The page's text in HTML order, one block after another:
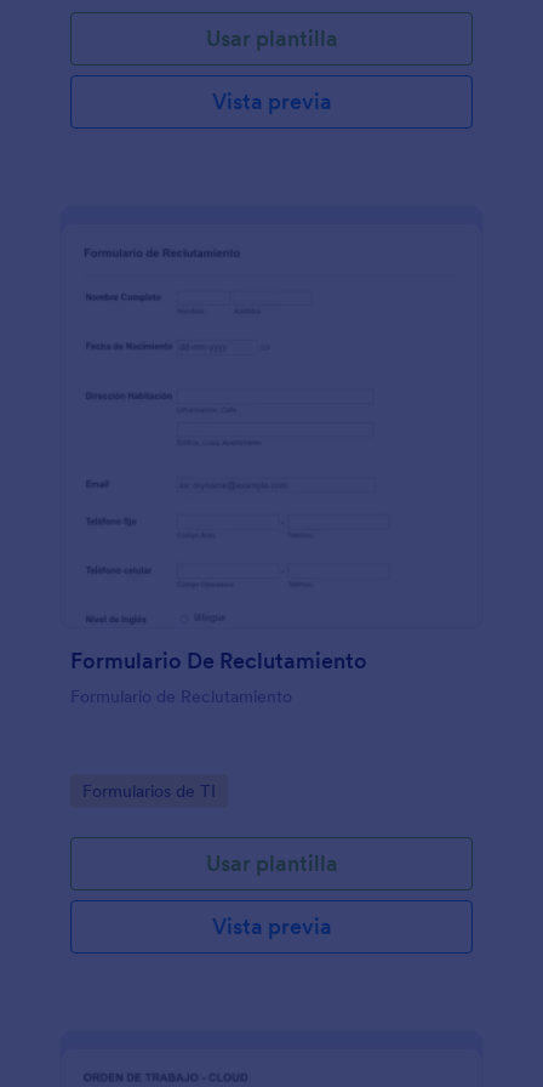
Usar plantilla
Vista previa
Formulario De Reclutamiento
Formulario de Reclutamiento
Go to Category:
Formularios de TI
Usar plantilla
Vista previa